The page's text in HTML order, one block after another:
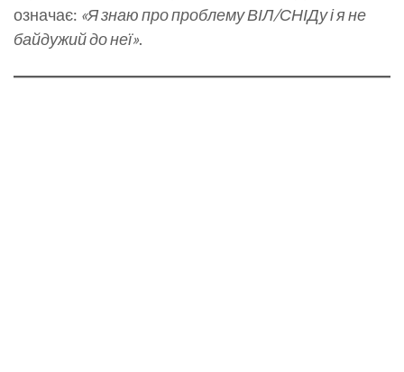
означає: «Я знаю про проблему ВІЛ/СНІДу і я не
байдужий до неї».